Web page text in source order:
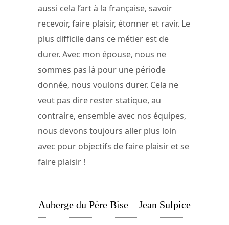
aussi cela l’art à la française, savoir
recevoir, faire plaisir, étonner et ravir. Le
plus difficile dans ce métier est de
durer. Avec mon épouse, nous ne
sommes pas là pour une période
donnée, nous voulons durer. Cela ne
veut pas dire rester statique, au
contraire, ensemble avec nos équipes,
nous devons toujours aller plus loin
avec pour objectifs de faire plaisir et se
faire plaisir !
Auberge du Père Bise – Jean Sulpice